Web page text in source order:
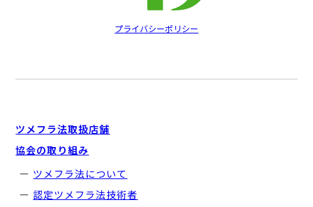
プライバシーポリシー
ツメフラ法取扱店舗
協会の取り組み
ツメフラ法について
認定ツメフラ法技術者